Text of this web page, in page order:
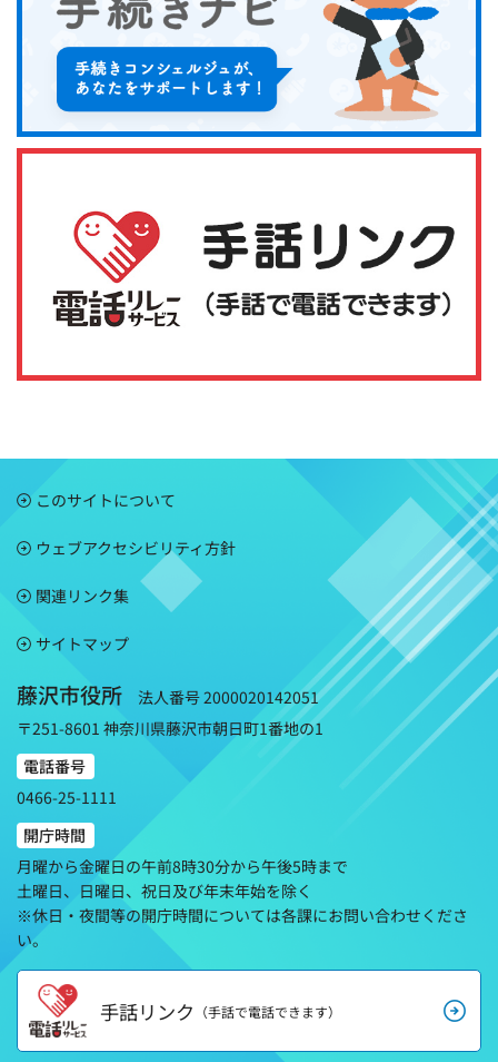
このサイトについて
ウェブアクセシビリティ方針
関連リンク集
サイトマップ
藤沢市役所
法人番号 2000020142051
〒251-8601 神奈川県藤沢市朝日町1番地の1
電話番号
0466-25-1111
開庁時間
月曜から金曜日の午前8時30分から午後5時まで
土曜日、日曜日、祝日及び年末年始を除く
※休日・夜間等の開庁時間については各課にお問い合わせくださ
い。
手話リンク （手話で電話できます）